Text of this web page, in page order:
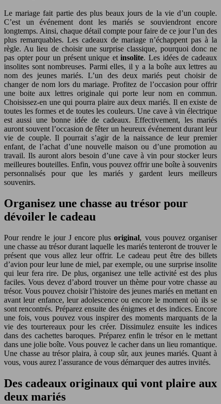
Le mariage fait partie des plus beaux jours de la vie d’un couple.
C’est un événement dont les mariés se souviendront encore
longtemps. Ainsi, chaque détail compte pour faire de ce jour l’un des
plus remarquables. Les cadeaux de mariage n’échappent pas à la
règle. Au lieu de choisir une surprise classique, pourquoi donc ne
pas opter pour un présent unique etinsolite. Les idées de cadeaux
insolites sont nombreuses. Parmi elles, il y a la boîte aux lettres au
nom des jeunes mariés. L’un des deux mariés peut choisir de
changer de nom lors du mariage. Profitez de l’occasion pour offrir
une boite aux lettres originale qui porte leur nom en commun.
Choisissez-en une qui pourra plaire aux deux mariés. Il en existe de
toutes les formes et de toutes les couleurs. Une cave à vin électrique
est aussi une bonne idée de cadeaux. Effectivement, les mariés
auront souvent l’occasion de fêter un heureux événement durant leur
vie de couple. Il pourrait s’agir de la naissance de leur premier
enfant, de l’achat d’une nouvelle maison ou d’une promotion au
travail. Ils auront alors besoin d’une cave à vin pour stocker leurs
meilleures bouteilles. Enfin, vous pouvez offrir une boîte à souvenirs
personnalisés pour que les mariés y gardent leurs meilleurs
souvenirs.
Organisez une chasse au trésor pour
dévoiler le cadeau
Pour rendre le jour J encore plusoriginal, vous pouvez organiser
une chasse au trésor durant laquelle les mariés tenteront de trouver le
présent que vous allez leur offrir. Le cadeau peut être des billets
d’avion pour leur lune de miel, par exemple, ou une surprise insolite
qui leur fera rire. De plus, organisez une telle activité est des plus
faciles. Vous devez d’abord trouver un thème pour votre chasse au
trésor. Vous pouvez choisir l’histoire des jeunes mariés en mettant en
avant leur enfance, leur adolescence ou encore le moment où ils se
sont rencontrés. Préparez ensuite des énigmes et des indices. Encore
une fois, vous pouvez vous inspirer des moments marquants de la
vie des tourtereaux pour les créer. Dissimulez ensuite les indices
dans des cachettes baroques. Préparez enfin le trésor en le mettant
dans une jolie boîte. Vous pouvez le cacher dans un lieu romantique.
Une chasse au trésor plaira, à coup sûr, aux jeunes mariés. Quant à
vous, vous aurez l’assurance de vous démarquer des autres invités.
Des cadeaux originaux qui vont plaire aux
deux mariés